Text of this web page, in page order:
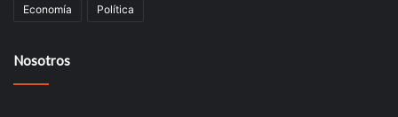
Economía Política
Nosotros